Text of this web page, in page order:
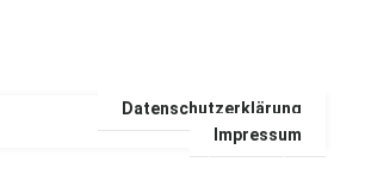
Datenschutzerklärung
Impressum
Unsere Ferienwohnung